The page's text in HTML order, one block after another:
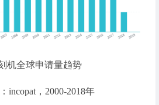
机全球申请量趋势
incopat，2000-2018年